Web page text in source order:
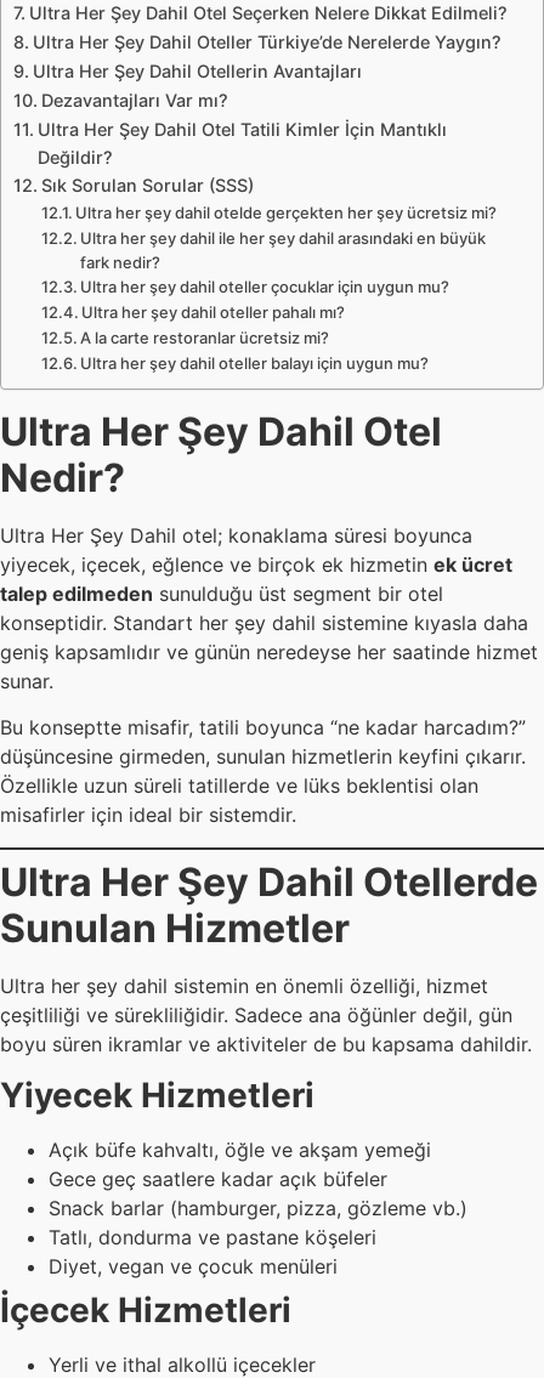
Ultra Her Şey Dahil Otel Seçerken Nelere Dikkat Edilmeli?
Ultra Her Şey Dahil Oteller Türkiye’de Nerelerde Yaygın?
Ultra Her Şey Dahil Otellerin Avantajları
Dezavantajları Var mı?
Ultra Her Şey Dahil Otel Tatili Kimler İçin Mantıklı
Değildir?
Sık Sorulan Sorular (SSS)
Ultra her şey dahil otelde gerçekten her şey ücretsiz mi?
Ultra her şey dahil ile her şey dahil arasındaki en büyük
fark nedir?
Ultra her şey dahil oteller çocuklar için uygun mu?
Ultra her şey dahil oteller pahalı mı?
A la carte restoranlar ücretsiz mi?
Ultra her şey dahil oteller balayı için uygun mu?
Ultra Her Şey Dahil Otel
Nedir?
Ultra Her Şey Dahil otel; konaklama süresi boyunca
yiyecek, içecek, eğlence ve birçok ek hizmetin ek ücret
talep edilmeden sunulduğu üst segment bir otel
konseptidir. Standart her şey dahil sistemine kıyasla daha
geniş kapsamlıdır ve günün neredeyse her saatinde hizmet
sunar.
Bu konseptte misafir, tatili boyunca “ne kadar harcadım?”
düşüncesine girmeden, sunulan hizmetlerin keyfini çıkarır.
Özellikle uzun süreli tatillerde ve lüks beklentisi olan
misafirler için ideal bir sistemdir.
Ultra Her Şey Dahil Otellerde
Sunulan Hizmetler
Ultra her şey dahil sistemin en önemli özelliği, hizmet
çeşitliliği ve sürekliliğidir. Sadece ana öğünler değil, gün
boyu süren ikramlar ve aktiviteler de bu kapsama dahildir.
Yiyecek Hizmetleri
Açık büfe kahvaltı, öğle ve akşam yemeği
Gece geç saatlere kadar açık büfeler
Snack barlar (hamburger, pizza, gözleme vb.)
Tatlı, dondurma ve pastane köşeleri
Diyet, vegan ve çocuk menüleri
İçecek Hizmetleri
Yerli ve ithal alkollü içecekler